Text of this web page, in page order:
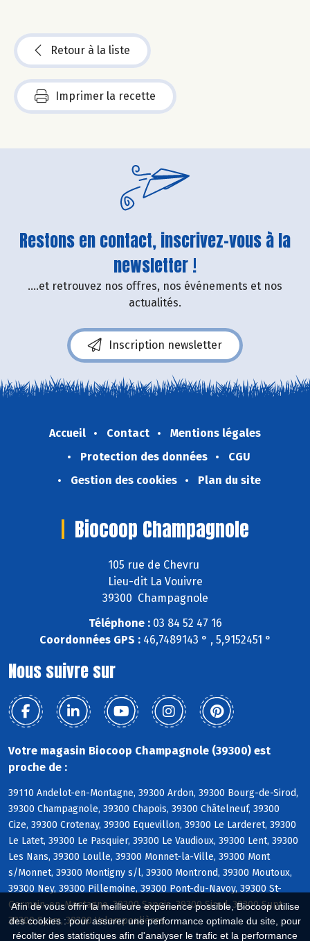
Afin de vous offrir la meilleure expérience possible, Biocoop utilise
des cookies : pour assurer une performance optimale du site, pour
récolter des statistiques afin d'analyser le trafic et la performance
Retour à la liste
Imprimer la recette
Restons en contact, inscrivez-vous à la
newsletter !
....et retrouvez nos offres, nos événements et nos
actualités.
Inscription newsletter
Accueil Contact
Mentions légales
Protection des données
CGU
Gestion des cookies
Plan du site
Biocoop Champagnole
105 rue de Chevru
Lieu-dit La Vouivre
39300 Champagnole
Téléphone :03 84 52 47 16
Coordonnées GPS :46,7489143 ° , 5,9152451 °
Nous suivre sur
Votre magasin Biocoop Champagnole (39300) est
proche de :
39110 Andelot-en-Montagne, 39300 Ardon, 39300 Bourg-de-Sirod,
39300 Champagnole, 39300 Chapois, 39300 Châtelneuf, 39300
Cize, 39300 Crotenay, 39300 Equevillon, 39300 Le Larderet, 39300
Le Latet, 39300 Le Pasquier, 39300 Le Vaudioux, 39300 Lent, 39300
Les Nans, 39300 Loulle, 39300 Monnet-la-Ville, 39300 Mont
s/Monnet, 39300 Montigny s/l, 39300 Montrond, 39300 Moutoux,
39300 Ney, 39300 Pillemoine, 39300 Pont-du-Navoy, 39300 St-
Germain-en-Montagne, 39300 Sapois, 39300 Sirod, 39300 Supt,
39300 Syam, 39300 Valempoulières